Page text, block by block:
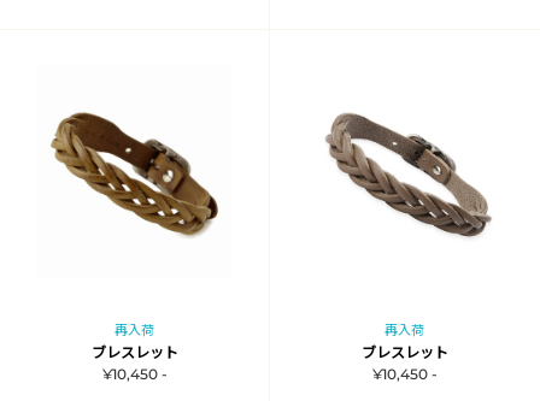
再入荷
ブレスレット
¥10,450 -
再入荷
ブレスレット
¥10,450 -